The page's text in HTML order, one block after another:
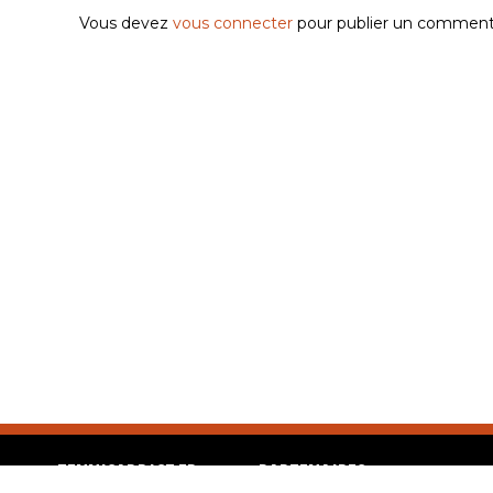
Vous devez vous connecter pour publier un
TENNISADDICT.FR PARTENAIRES